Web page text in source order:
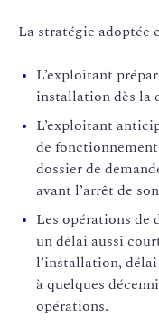
La stratégie adoptée
L’exploitant
installation dès la
L’exploitant
de
dossier de
avant l’arrêt de
Les opérations de
un délai aussi
l’installation,
à quelques
opérations.